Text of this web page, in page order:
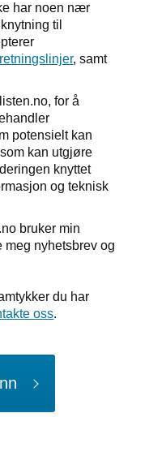
har noen nær
til
, samt
for å
potensielt kan
kan utgjøre
knyttet
og teknisk
bruker min
meg nyhetsbrev og
du har
oss.